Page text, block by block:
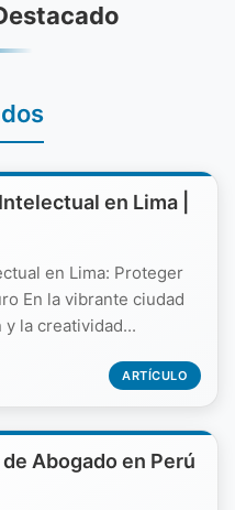
en Lima |
en Lima: Proteger
En la vibrante ciudad
la creatividad...
ARTÍCULO
Abogado en Perú